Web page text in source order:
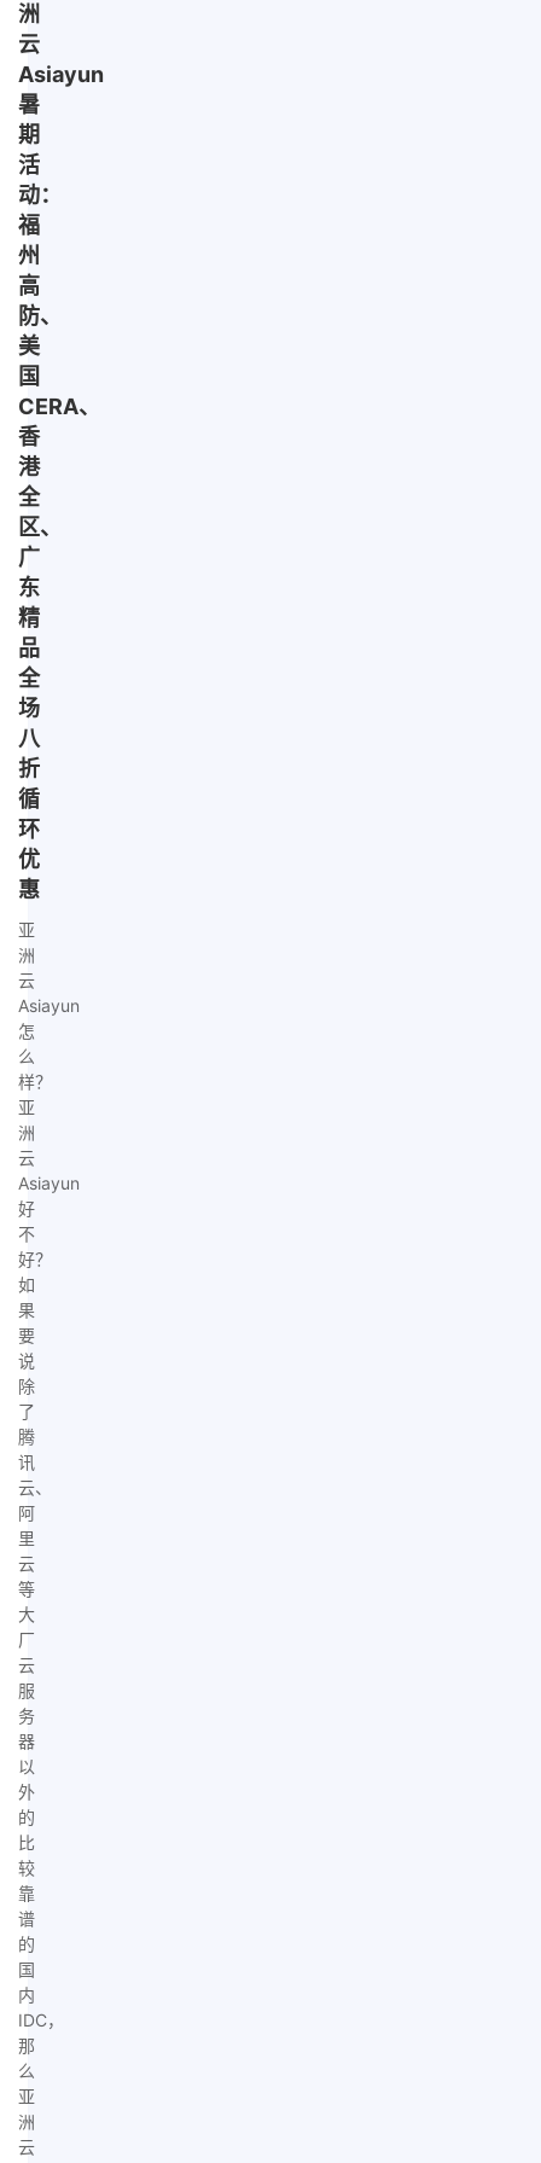
洲
云
Asiayun
暑
期
活
动：
福
州
高
防、
美
国
CERA、
香
港
全
区、
广
东
精
品
全
场
八
折
循
环
优
惠
亚
洲
云
Asiayun
怎
么
样？
亚
洲
云
Asiayun
好
不
好？
如
果
要
说
除
了
腾
讯
云、
阿
里
云
等
大
厂
云
服
务
器
以
外
的
比
较
靠
谱
的
国
内
IDC，
那
么
亚
洲
云